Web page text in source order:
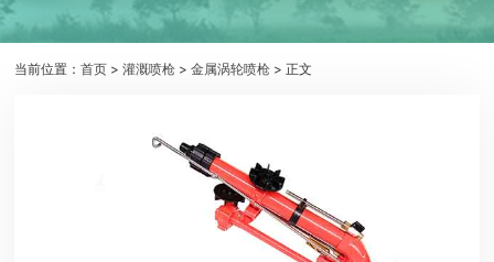
当前位置：首页 >灌溉喷枪 >金属涡轮喷枪 > 正文